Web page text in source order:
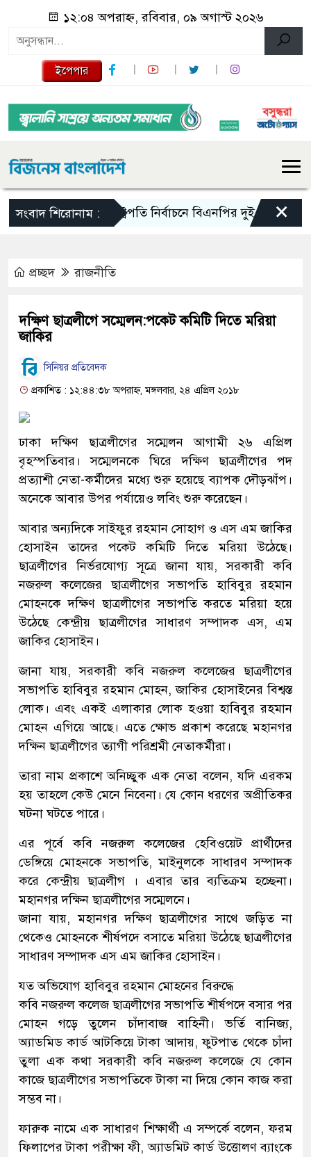
১২:০৪ অপরাহ্ন, রবিবার, ০৯ অগাস্ট ২০২৬
ইপেপার
সংবাদ শিরোনাম :রাষ্ট্রপতি নির্বাচনে বিএনপির দুই মনোনয়নপত্র
×
প্রচ্ছদ রাজনীতি
দক্ষিণ ছাত্রলীগে সম্মেলন:পকেট কমিটি দিতে মরিয়া
জাকির
সিনিয়র প্রতিবেদক
প্রকাশিত : ১২:৪৪:৩৮ অপরাহ্ন, মঙ্গলবার, ২৪ এপ্রিল ২০১৮
ঢাকা দক্ষিণ ছাত্রলীগের সম্মেলন আগামী ২৬ এপ্রিল
বৃহস্পতিবার। সম্মেলনকে ঘিরে দক্ষিণ ছাত্রলীগের পদ
প্রত্যাশী নেতা-কর্মীদের মধ্যে শুরু হয়েছে ব্যাপক দৌড়ঝাঁপ।
অনেকে আবার উপর পর্যায়েও লবিং শুরু করেছেন।
আবার অন্যদিকে সাইফুর রহমান সোহাগ ও এস এম জাকির
হোসাইন তাদের পকেট কমিটি দিতে মরিয়া উঠেছে।
ছাত্রলীগের নির্ভরযোগ্য সূত্রে জানা যায়, সরকারী কবি
নজরুল কলেজের ছাত্রলীগের সভাপতি হাবিবুর রহমান
মোহনকে দক্ষিণ ছাত্রলীগের সভাপতি করতে মরিয়া হয়ে
উঠেছে কেন্দ্রীয় ছাত্রলীগের সাধারণ সম্পাদক এস, এম
জাকির হোসাইন।
জানা যায়, সরকারী কবি নজরুল কলেজের ছাত্রলীগের
সভাপতি হাবিবুর রহমান মোহন, জাকির হোসাইনের বিশ্বস্ত
লোক। এবং একই এলাকার লোক হওয়া হাবিবুর রহমান
মোহন এগিয়ে আছে। এতে ক্ষোভ প্রকাশ করেছে মহানগর
দক্ষিন ছাত্রলীগের ত্যাগী পরিশ্রমী নেতাকর্মীরা।
তারা নাম প্রকাশে অনিচ্ছুক এক নেতা বলেন, যদি এরকম
হয় তাহলে কেউ মেনে নিবেনা। যে কোন ধরণের অপ্রীতিকর
ঘটনা ঘটতে পারে।
এর পূর্বে কবি নজরুল কলেজের হেবিওয়েট প্রার্থীদের
ডেঙ্গিয়ে মোহনকে সভাপতি, মাইনুলকে সাধারণ সম্পাদক
করে কেন্দ্রীয় ছাত্রলীগ । এবার তার ব্যতিক্রম হচ্ছেনা।
মহানগর দক্ষিন ছাত্রলীগের সম্মেলনে।
জানা যায়, মহানগর দক্ষিণ ছাত্রলীগের সাথে জড়িত না
থেকেও মোহনকে শীর্ষপদে বসাতে মরিয়া উঠেছে ছাত্রলীগের
সাধারণ সম্পাদক এস এম জাকির হোসাইন।
যত অভিযোগ হাবিবুর রহমান মোহনের বিরুদ্ধে
কবি নজরুল কলেজ ছাত্রলীগের সভাপতি শীর্ষপদে বসার পর
মোহন গড়ে তুলেন চাঁদাবাজ বাহিনী। ভর্তি বানিজ্য,
অ্যাডমিড কার্ড আটকিয়ে টাকা আদায়, ফুটপাত থেকে চাঁদা
তুলা এক কথা সরকারী কবি নজরুল কলেজে যে কোন
কাজে ছাত্রলীগের সভাপতিকে টাকা না দিয়ে কোন কাজ করা
সম্ভব না।
ফারুক নামে এক সাধারণ শিক্ষার্থী এ সম্পর্কে বলেন, ফরম
ফিলাপের টাকা পরীক্ষা ফী, অ্যাডমিট কার্ড উত্তোলণ ব্যাংকে